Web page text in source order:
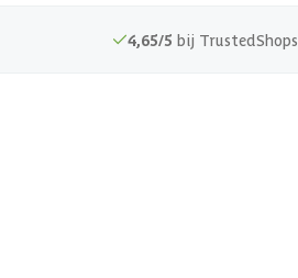
4,65/5 bij TrustedShops